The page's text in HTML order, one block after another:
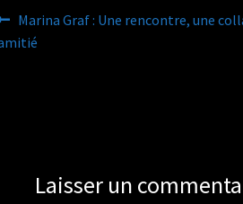
Article
précédent :
Marina Graf : Une rencontre, une
Laisser un